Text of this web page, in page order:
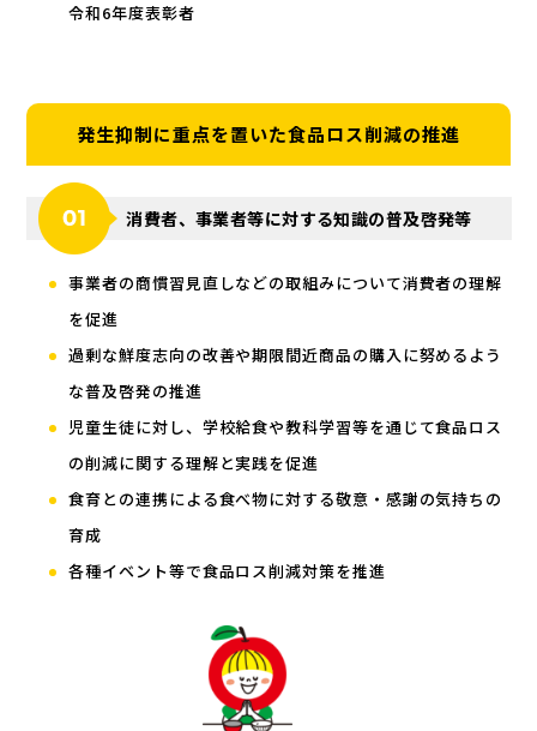
令和6年度表彰者
発生抑制に重点を置いた食品ロス削減の推進
消費者、事業者等に対する知識の普及啓発等
事業者の商慣習見直しなどの取組みについて消費者の理解
を促進
過剰な鮮度志向の改善や期限間近商品の購入に努めるよう
な普及啓発の推進
児童生徒に対し、学校給食や教科学習等を通じて食品ロス
の削減に関する理解と実践を促進
食育との連携による食べ物に対する敬意・感謝の気持ちの
育成
各種イベント等で食品ロス削減対策を推進